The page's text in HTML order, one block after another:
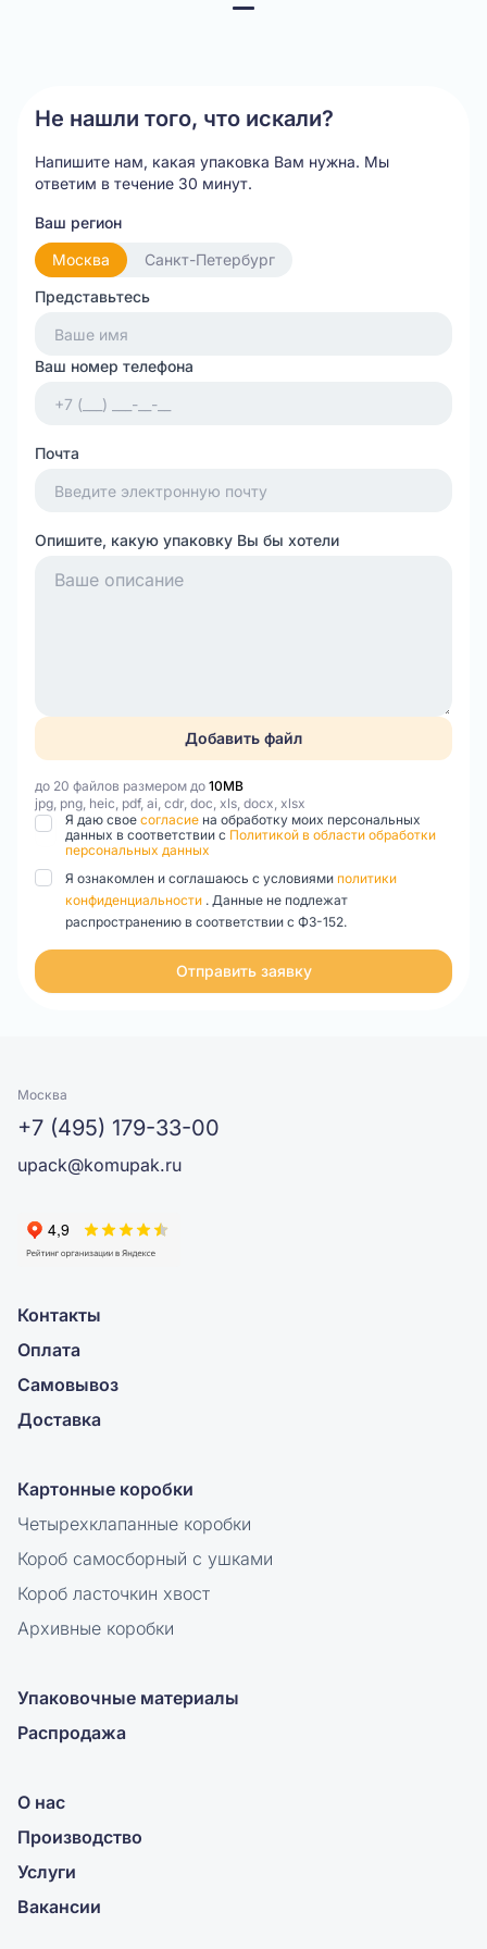
Не нашли того, что искали?
Напишите нам, какая упаковка Вам нужна. Мы
ответим в течение 30 минут.
Ваш регион
Москва
Санкт-Петербург
Представьтесь
Ваш номер телефона
Почта
Опишите, какую упаковку Вы бы хотели
Добавить файл
до 20 файлов размером до 10MB
jpg, png, heic, pdf, ai, cdr, doc, xls, docx, xlsx
Я даю свое согласие на обработку моих персональных
данных в соответствии с Политикой в области обработки
персональных данных
Я ознакомлен и соглашаюсь с условиями политики
конфиденциальности . Данные не подлежат
распространению в соответствии с ФЗ-152.
Отправить заявку
Москва
+7 (495) 179-33-00
upack@komupak.ru
Контакты
Оплата
Самовывоз
Доставка
Картонные коробки
Четырехклапанные коробки
Короб самосборный с ушками
Короб ласточкин хвост
Архивные коробки
Упаковочные материалы
Распродажа
О нас
Производство
Услуги
Вакансии